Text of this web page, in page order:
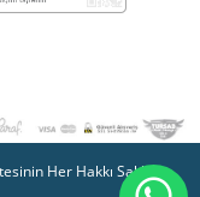
Her Hakkı Saklıdır.